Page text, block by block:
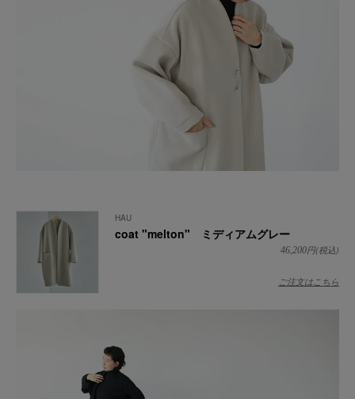
HAU
coat "melton" ミディアムグレー
46,200円(税込)
ご注文はこちら